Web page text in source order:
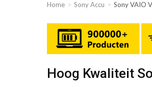
Home Sony Accu Sony VAIO
Hoog Kwaliteit